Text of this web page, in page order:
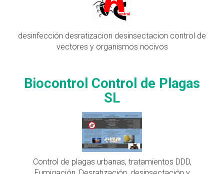
desinfección desratizacion desinsectacion control de
vectores y organismos nocivos
Biocontrol Control de Plagas
SL
Control de plagas urbanas, tratamientos DDD,